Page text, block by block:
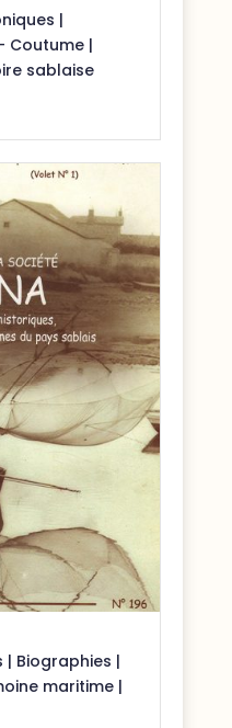
|
Coutume|
sablaise
| Biographies |
maritime|